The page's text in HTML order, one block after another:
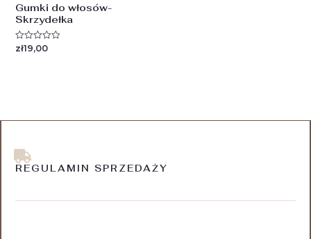
Gumki do włosów-
Skrzydełka
Oceniono
zł19,00
REGULAMIN SPRZEDAŻY